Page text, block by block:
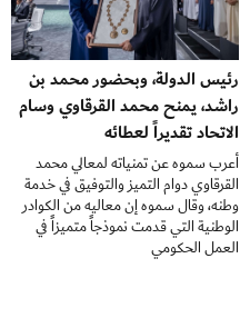
رئيس الدولة، وبحضور محمد بن
راشد، يمنح محمد القرقاوي وسام
الاتحاد تقديراً لعطائه
أعرب سموه عن تمنياته لمعالي محمد
القرقاوي دوام التميز والتوفيق في خدمة
وطنه، وقال سموه إن معاليه من الكوادر
الوطنية التي قدمت نموذجاً متميزاً في
العمل الحكومي